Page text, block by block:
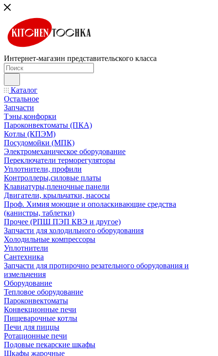
Интернет-магазин представительского класса
Каталог
Остальное
Запчасти
Тэны,конфорки
Пароконвектоматы (ПКА)
Котлы (КПЭМ)
Посудомойки (МПК)
Электромеханическое оборудование
Переключатели терморегуляторы
Уплотнители, профили
Контроллеры,силовые платы
Клавиатуры,пленочные панели
Двигатели, крыльчатки, насосы
Проф. Химия моющие и ополаскивающие средства
(канистры, таблетки)
Прочее (РПШ ПЭП КВЭ и другое)
Запчасти для холодильного оборудования
Холодильные компрессоры
Уплотнители
Сантехника
Запчасти для протирочно резательного оборудования и
измельчения
Оборудование
Тепловое оборудование
Пароконвектоматы
Конвекционные печи
Пищеварочные котлы
Печи для пиццы
Ротационные печи
Подовые пекарские шкафы
Шкафы жарочные